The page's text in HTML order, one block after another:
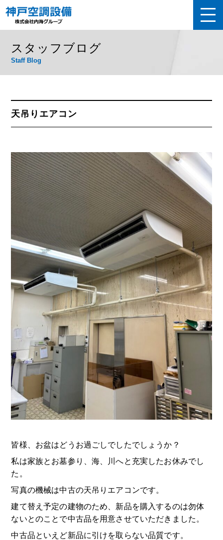
スタッフブログ
Staff Blog
天吊りエアコン
皆様、お盆はどうお過ごしでしたでしょうか？
私は家族とお墓参り、海、川へと充実したお休みでし
た。
写真の機械は中古の天吊りエアコンです。
建て替え予定の建物のため、新品を購入するのは勿体
ないとのことで中古品を用意させていただきました。
中古品といえど新品に引けを取らない品質です。